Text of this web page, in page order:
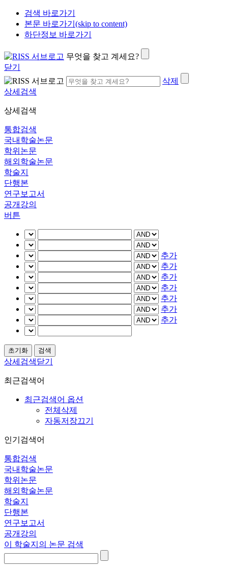
검색 바로가기
본문 바로가기(skip to content)
하단정보 바로가기
무엇을 찾고 계세요?
닫기
삭제
상세검색
상세검색
통합검색
국내학술논문
학위논문
해외학술논문
학술지
단행본
연구보고서
공개강의
버튼
추가
추가
추가
추가
추가
추가
추가
상세검색닫기
최근검색어
최근검색어 옵션
전체삭제
자동저장끄기
인기검색어
통합검색
국내학술논문
학위논문
해외학술논문
학술지
단행본
연구보고서
공개강의
이 학술지의 논문 검색